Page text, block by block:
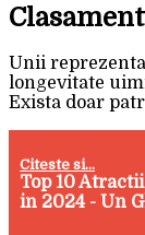
Unii
longevitate
Exista doar
Citeste si...
Top 10
in 2024 - Un